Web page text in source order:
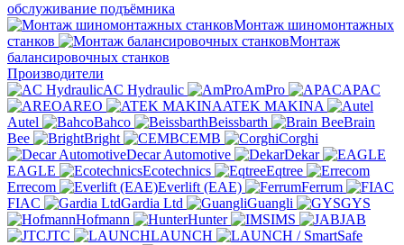
обслуживание подъёмника
Монтаж шиномонтажных
станков
Монтаж
балансировочных станков
Производители
AC Hydraulic
AmPro
APAC
AREO
ATEK MAKINA
Autel
Bahco Beissbarth
Brain
Bee
Bright CEMB
Corghi
Decar Automotive
Dekar
EAGLE
Ecotechnics
Eqtree
Errecom
Everlift (EAE)
Ferrum
FIAC
Gardia Ltd Guangli
GYS
Hofmann
Hunter IMS
JAB
JTC
LAUNCH